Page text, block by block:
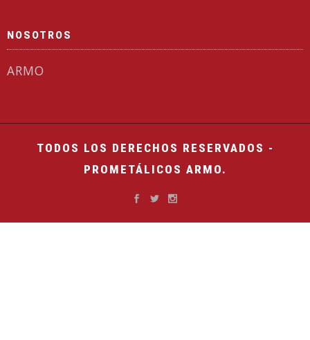
NOSOTROS
ARMO
TODOS LOS DERECHOS RESERVADOS -
PROMETÁLICOS ARMO.